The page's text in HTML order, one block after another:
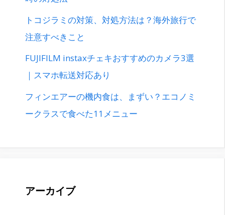
トコジラミの対策、対処方法は？海外旅行で
注意すべきこと
FUJIFILM instaxチェキおすすめのカメラ3選
｜スマホ転送対応あり
フィンエアーの機内食は、まずい？エコノミ
ークラスで食べた11メニュー
アーカイブ